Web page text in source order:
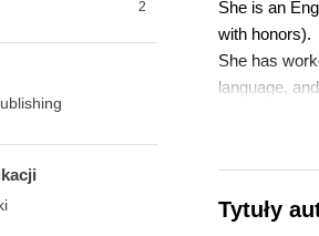
2
She is an
with honors).
She has
language,
teaching
challenges
Tytuły